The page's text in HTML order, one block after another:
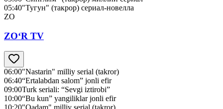
05:40"Тугун" (такрор) сериал-новелла
ZO
ZO‘R TV
06:00"Nastarin" milliy serial (takror)
06:40“Ertalabdan salom” jonli efir
09:00Turk seriali: “Sevgi iztirobi”
10:00“Bu kun” yangiliklar jonli efir
10:20"Qadam" milliy serial (takror)